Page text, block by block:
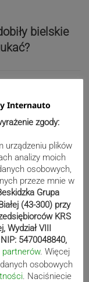
bielskie
historię.
talentem
Internauto
zgody:
urządzeniu plików
analizy moich
osobowych,
przeze mnie w
Grupa
(43-300) przy
KRS
VIII
5470048840,
. Więcej
osobowych
. Naciśniecie